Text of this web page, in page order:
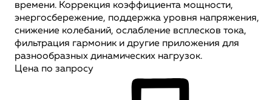
времени. Коррекция коэффициента мощности,
энергосбережение, поддержка уровня напряжения,
снижение колебаний, ослабление всплесков тока,
фильтрация гармоник и другие приложения для
разнообразных динамических нагрузок.
Цена по запросу